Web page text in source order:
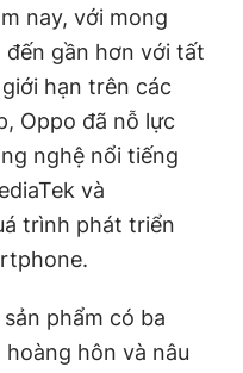
JSC.
nay, với mong
đến gần hơn với tất
hạn trên các
Oppo đã nỗ lực
nghệ nổi tiếng
và
trình phát triển
phẩm có ba
hôn và nâu